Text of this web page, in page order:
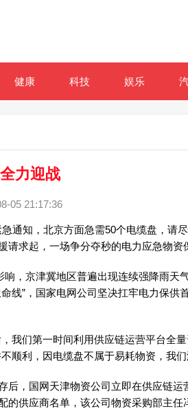
健康 科技 娱乐
力迎战
05 21:17:36
知，北京方面急需50个电缆盘，请
请求起，一场争分夺秒的电力应急物资
，京津冀地区普遍出现连续强降雨天
线”，国家电网公司坚决扛牢电力保供
们第一时间利用供应链运营平台全量
顺利，因电缆盘不属于易耗物资，我
，国网天津物资公司立即在供应链运
的供应商名单，该公司物资采购部主